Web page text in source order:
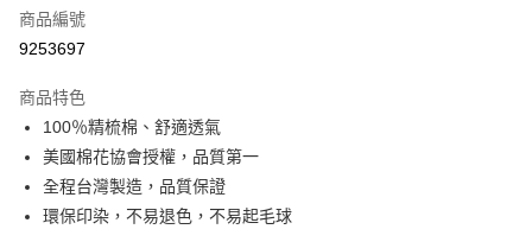
超商取貨付款
Apple Pay
悠遊付
Google Pay
商品編號
9253697
商品特色
100％精梳棉、舒適透氣
美國棉花協會授權，品質第一
全程台灣製造，品質保證
環保印染，不易退色，不易起毛球